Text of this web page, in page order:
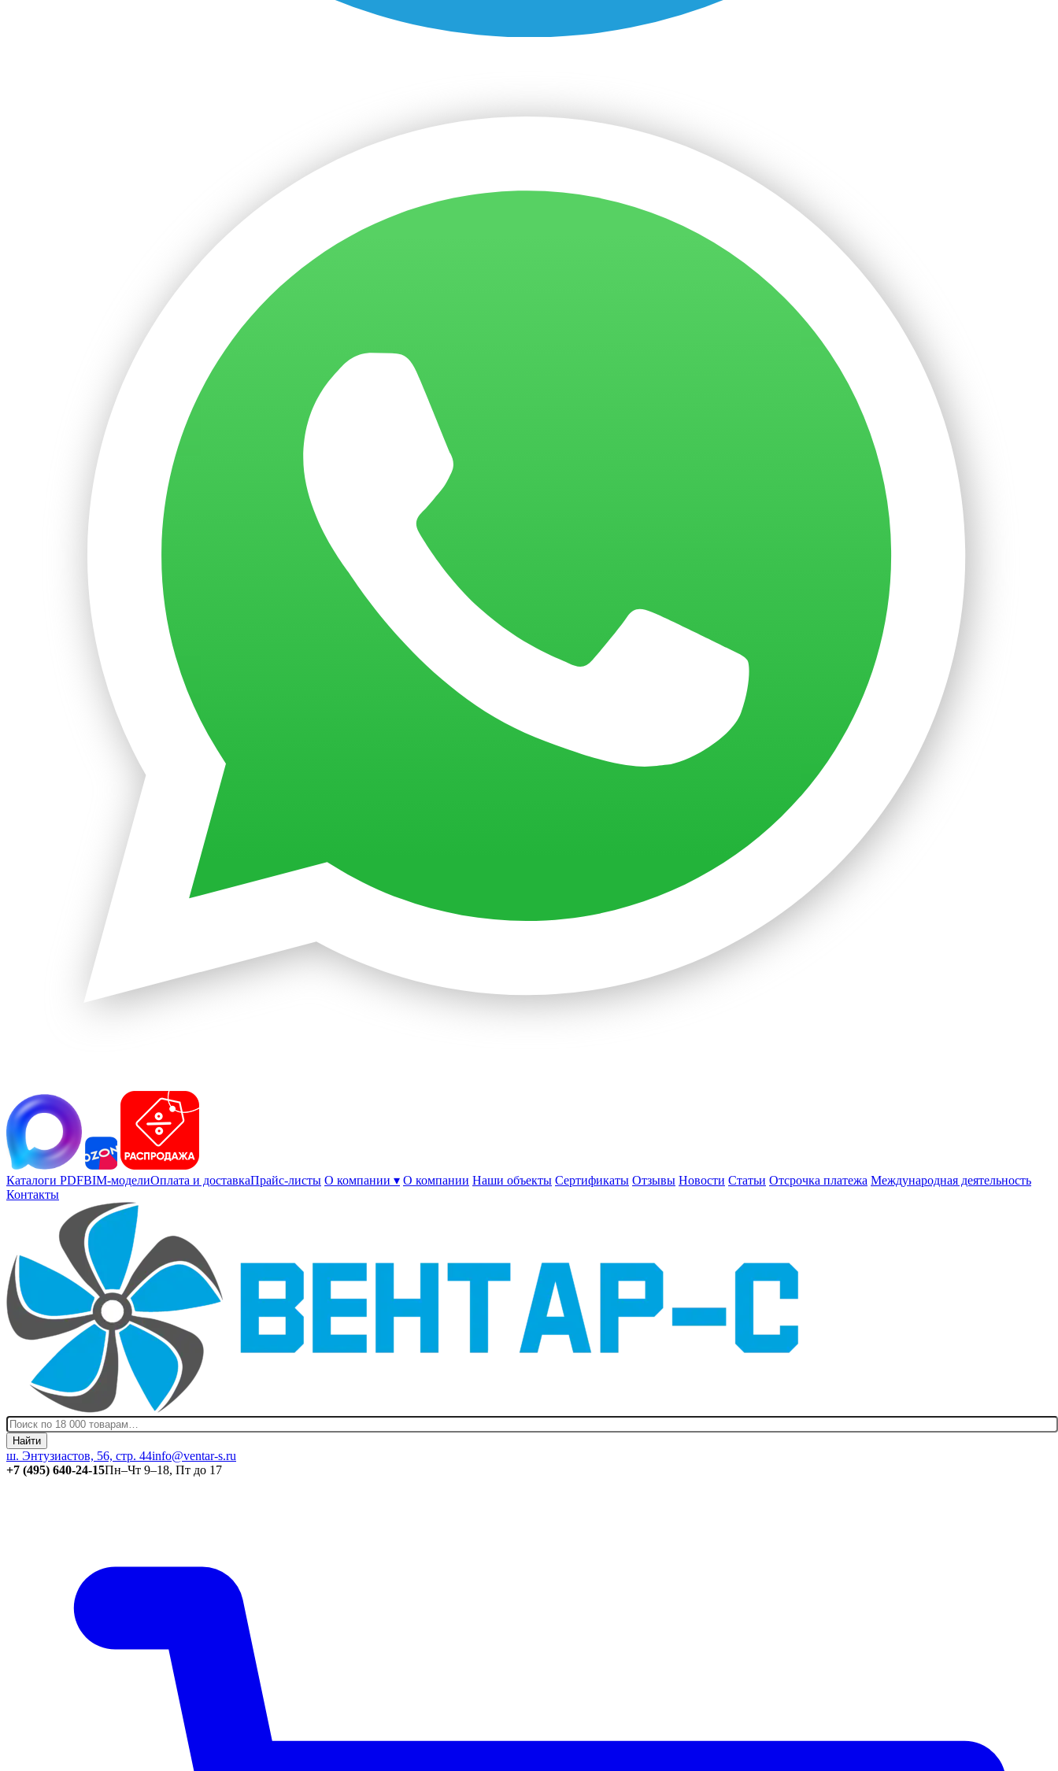
Каталоги PDFBIM-моделиОплата и доставкаПрайс-листы О компании ▾ О компании Наши объекты Сертификаты Отзывы Новости Статьи Отсрочка платежа Международная деятельность
Контакты
Найти
ш. Энтузиастов, 56, стр. 44info@ventar-s.ru
+7 (495) 640-24-15Пн–Чт 9–18, Пт до 17